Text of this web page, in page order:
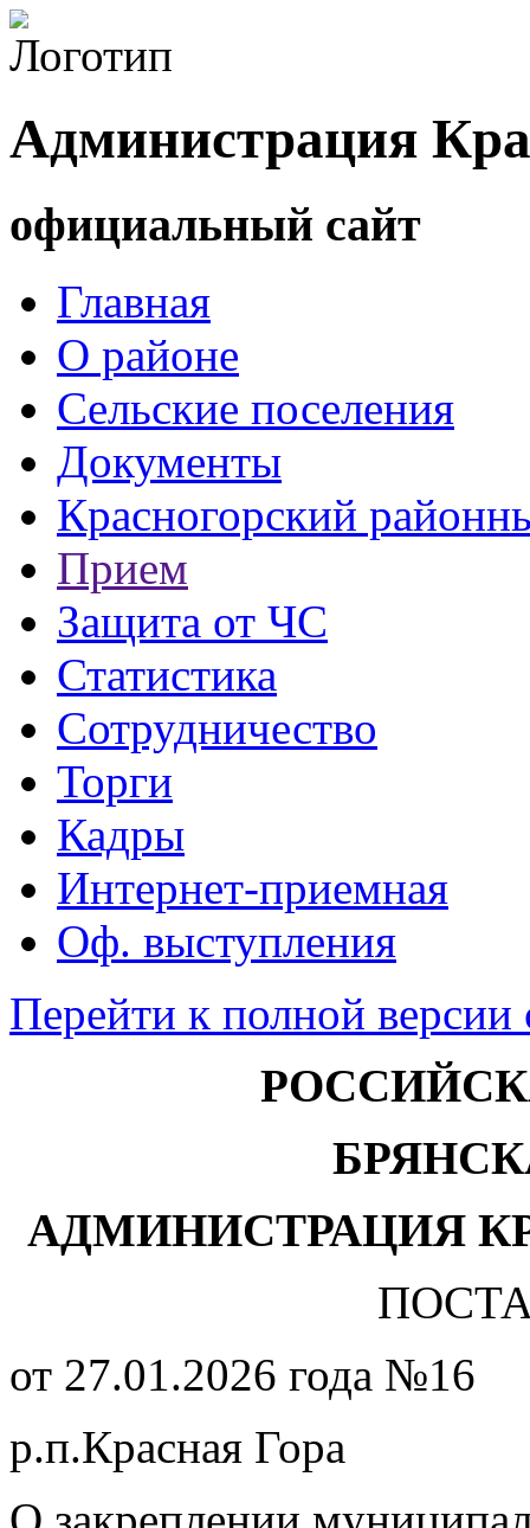
Администрация
официальный сайт
Главная
О районе
Сельские поселения
Документы
Красногорский
Прием
Защита от ЧС
Статистика
Сотрудничество
Торги
Кадры
Интернет-приемная
Оф. выступления
Перейти к полной версии
АДМИНИСТРАЦИЯ
от 27.01.2026 года №16
р.п.Красная Гора